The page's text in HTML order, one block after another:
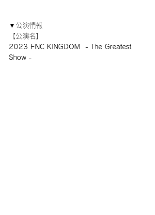
▼公演情報
【公演名】
2023 FNC KINGDOM  - The Greatest
Show -